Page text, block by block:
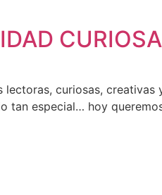
curiosas,
tan especial… hoy